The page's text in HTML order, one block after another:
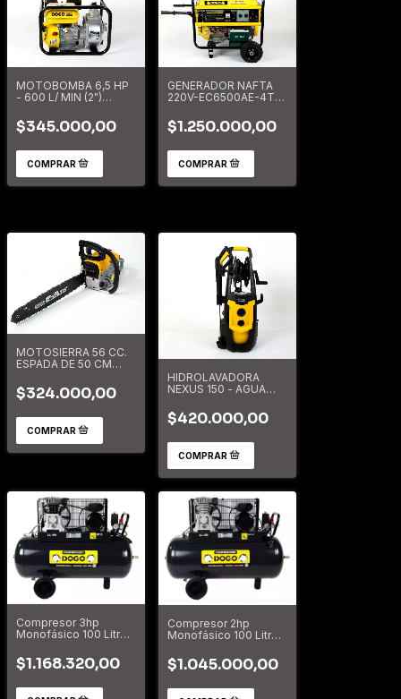
MOTOBOMBA 6,5 HP
- 600 L/ MIN (2")
$345.000,00
GENERADOR NAFTA
220V-EC6500AE-4T-
DOG52009
$1.250.000,00
MOTOSIERRA 56 CC.
ESPADA DE 50 CM
DOG53502
$324.000,00
HIDROLAVADORA
NEXUS 150 - AGUA
DOG53720
$420.000,00
Compresor 3hp
Monofásico 100 Litros
DOG50345
$1.168.320,00
Compresor 2hp
Monofásico 100 Litros
DOG50340
$1.045.000,00